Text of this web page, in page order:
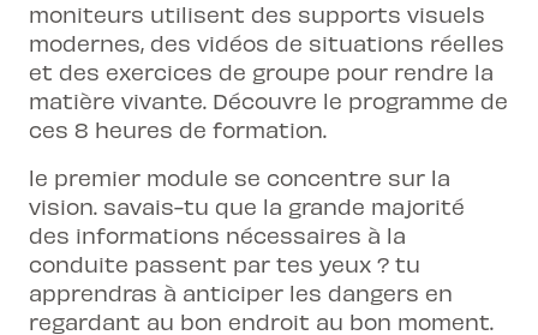
moniteurs utilisent des supports visuels
modernes, des vidéos de situations réelles
et des exercices de groupe pour rendre la
matière vivante. Découvre le programme de
ces 8 heures de formation.
le premier module se concentre sur la
vision. savais-tu que la grande majorité
des informations nécessaires à la
conduite passent par tes yeux ? tu
apprendras à anticiper les dangers en
regardant au bon endroit au bon moment.